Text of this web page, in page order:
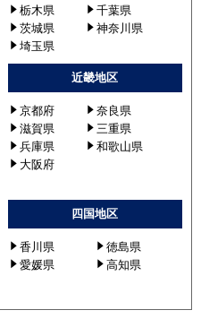
栃木県
千葉県
茨城県
神奈川県
埼玉県
近畿地区
京都府
奈良県
滋賀県
三重県
兵庫県
和歌山県
大阪府
四国地区
香川県
徳島県
愛媛県
高知県